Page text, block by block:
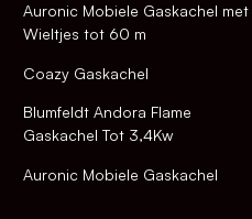
Auronic Mobiele Gaskachel met
Wieltjes tot 60 m
Coazy Gaskachel
Blumfeldt Andora Flame
Gaskachel Tot 3,4Kw
Auronic Mobiele Gaskachel